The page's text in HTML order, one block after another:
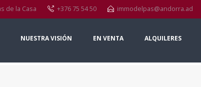
de la Casa +376 75 54 50 immodelpas@andorra.ad
NUESTRA VISIÓN EN VENTA ALQUILERES